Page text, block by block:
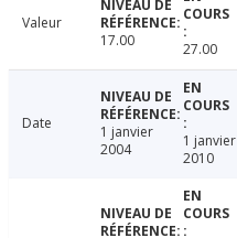
Valeur
17.00
27.00
Date
1 janvier
2004
1 janvier
2010